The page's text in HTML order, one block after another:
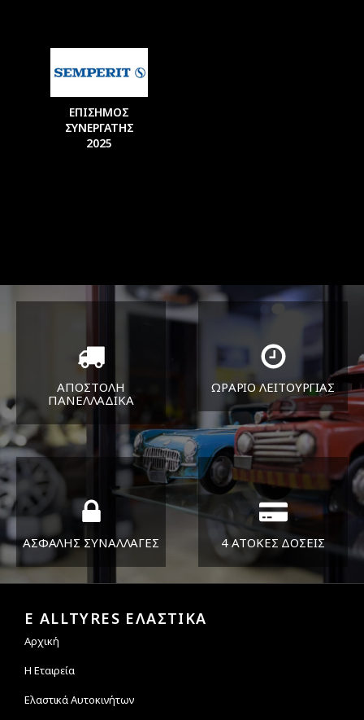
ΕΠΙΣΗΜΟΣ
ΣΥΝΕΡΓΑΤΗΣ
2025
ΑΠΟΣΤΟΛΗ
ΠΑΝΕΛΛΑΔΙΚA
Όπου και αν είστε θα σας
στείλουμε τα ελαστικά σας
ΩΡΑΡΙΟ ΛΕΙΤΟΥΡΓΙΑΣ
ΔΕΥ-ΠΑΡ 8:30-17:30
ΣΑΒ 8:30-13:30
ΑΣΦΑΛΗΣ ΣΥΝΑΛΛΑΓΕΣ 4 ΑΤΟΚΕΣ ΔΟΣΕΙΣ
E ALLTYRES ΕΛΑΣΤΙΚΑ
Αρχική
Η Εταιρεία
Ελαστικά Αυτοκινήτων